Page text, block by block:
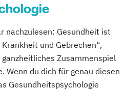
nachzulesen: Gesundheit ist
und Gebrechen“,
Zusammenspiel
Wenn du dich für genau diesen
Gesundheitspsychologie